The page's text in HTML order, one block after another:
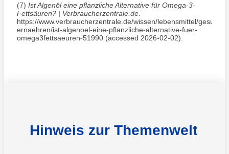
(7) Ist Algenöl eine pflanzliche Alternative für Omega-3-
Fettsäuren? | Verbraucherzentrale.de
https://www.verbraucherzentrale.de/wissen/lebensmittel/gesund-
ernaehren/ist-algenoel-eine-pflanzliche-alternative-fuer-
omega3fettsaeuren-51990 (accessed 2026-02-02).
Hinweis zur Themenwelt